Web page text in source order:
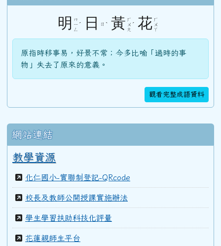
100學年度(101年6月)第41屆乙班
99學年度(100年6月)第40屆乙班
明
ㄇ
ㄧ
ㄥ
ˊ 日 ㄖ ˋ 黃 ㄏ
ㄨ
ㄤ
ˊ 花 ㄏ
ㄨ
ㄚ
原指時移事易，好景不常；今多比喻「過時的事
物」失去了原來的意義。
觀看完整成語資料
網站連結
教學資源
化仁國小-實聯制登記-QRcode
校長及教師公開授課實施辦法
學生學習扶助科技化評量
花蓮親師生平台